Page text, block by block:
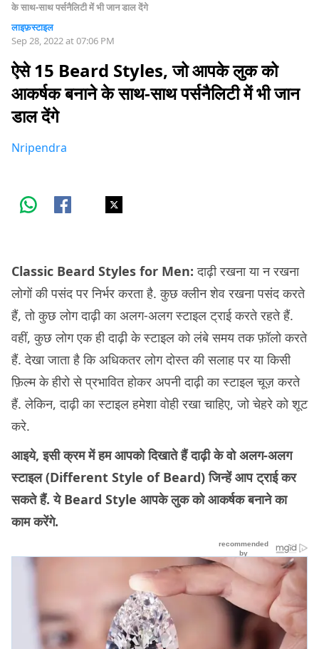
के साथ-साथ पर्सनैलिटी में भी जान डाल देंगे
लाइफ़स्टाइल
Sep 28, 2022 at 07:06 PM
ऐसे 15 Beard Styles, जो आपके लुक को
आकर्षक बनाने के साथ-साथ पर्सनैलिटी में भी जान
डाल देंगे
Nripendra
Classic Beard Styles for Men:दाढ़ी रखना या न रखना
लोगों की पसंद पर निर्भर करता है. कुछ क्लीन शेव रखना पसंद करते
हैं, तो कुछ लोग दाढ़ी का अलग-अलग स्टाइल ट्राई करते रहते हैं.
वहीं, कुछ लोग एक ही दाढ़ी के स्टाइल को लंबे समय तक फ़ॉलो करते
हैं. देखा जाता है कि अधिकतर लोग दोस्त की सलाह पर या किसी
फ़िल्म के हीरो से प्रभावित होकर अपनी दाढ़ी का स्टाइल चूज़ करते
हैं. लेकिन, दाढ़ी का स्टाइल हमेशा वोही रखा चाहिए, जो चेहरे को शूट
करे.
आइये, इसी क्रम में हम आपको दिखाते हैं दाढ़ी के वो अलग-अलग
स्टाइल (Different Style of Beard) जिन्हें आप ट्राई कर
सकते हैं. ये Beard Style आपके लुक को आकर्षक बनाने का
काम करेंगे.